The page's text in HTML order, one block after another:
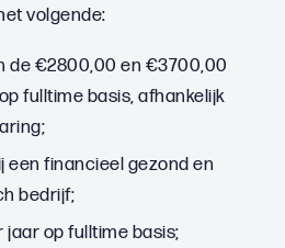
volgende:
de €2800,00 en €3700,00
fulltime basis, afhankelijk
een financieel gezond en
bedrijf;
jaar op fulltime basis;